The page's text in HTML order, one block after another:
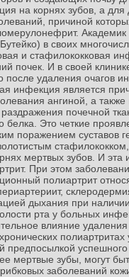
на корнях зубов, а
причиной
Академик
в своих
и стафилококковая
почек. И в своей
после удаления очагов
инфекция является
ангиной, а
почечной
белка. Это четкие
поражением суставов
мертвых зубов. И
При этом
полиартрит
дыхания при
рта у больных
влияние
предпосылкой
мертвые зубы, могут
заболеваний